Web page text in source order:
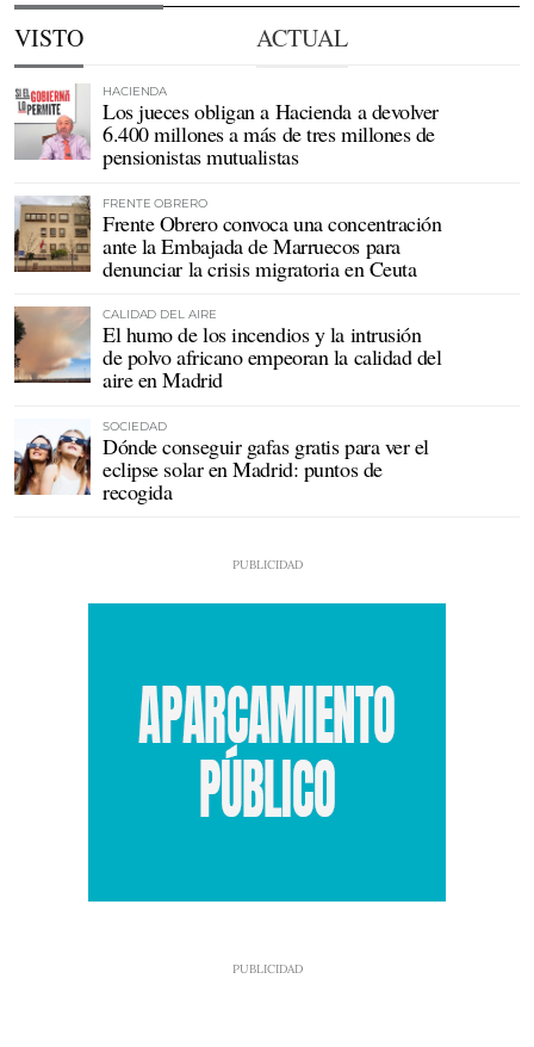
VISTO ACTUAL
HACIENDA
Los jueces obligan a Hacienda a devolver
6.400 millones a más de tres millones de
pensionistas mutualistas
FRENTE OBRERO
Frente Obrero convoca una concentración
ante la Embajada de Marruecos para
denunciar la crisis migratoria en Ceuta
CALIDAD DEL AIRE
El humo de los incendios y la intrusión
de polvo africano empeoran la calidad del
aire en Madrid
SOCIEDAD
Dónde conseguir gafas gratis para ver el
eclipse solar en Madrid: puntos de
recogida